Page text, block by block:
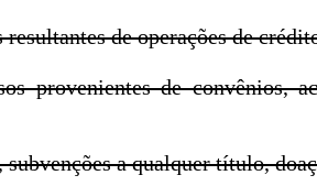
de operações de
provenientes de convênios,
a qualquer título,